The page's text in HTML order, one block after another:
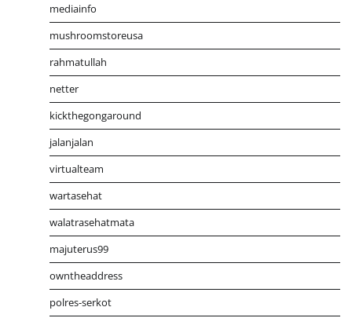
mediainfo
mushroomstoreusa
rahmatullah
netter
kickthegongaround
jalanjalan
virtualteam
wartasehat
walatrasehatmata
majuterus99
owntheaddress
polres-serkot